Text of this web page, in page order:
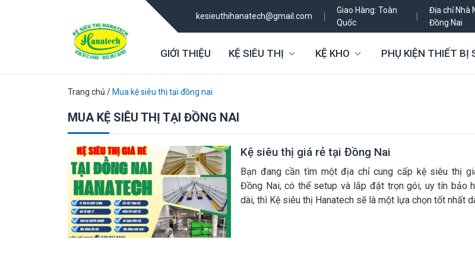
kesieuthihanatech@gmail.com
Giao Hàng: Toàn
Quốc
Địa chỉ Nhà
Đồng Nai
GIỚI THIỆU KỆ SIÊU THỊ KỆ KHO PHỤ KIỆN THIẾT BỊ
Trang chủ / Mua kệ siêu thị tại đồng nai
MUA KỆ SIÊU THỊ TẠI ĐỒNG NAI
Kệ siêu thị giá rẻ tại Đồng Nai
Bạn đang cần tìm một địa chỉ cung cấp kệ siêu thị
Đồng Nai, có thể setup và lắp đặt trọn gói, uy tín bảo
dài, thì Kệ siêu thị Hanatech sẽ là một lựa chọn tốt nhất